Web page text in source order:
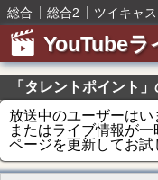
総合 総合2 ツイキャス
YouTubeラ
「タレントポイント
放送中のユーザーはい
またはライブ情報が一
ページを更新してお試